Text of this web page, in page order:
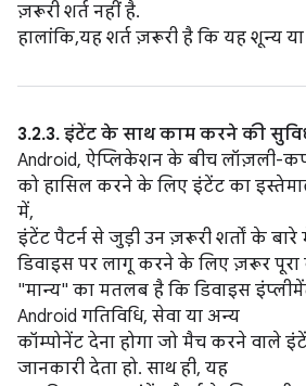
ज़रूरी शर्त नहीं है.
हालांकि,यह शर्त ज़रूरी है कि यह शून्य या
3.2.3. इंटेंट के साथ काम करने की
Android, ऐप्लिकेशन के बीच लॉज़ली-
को हासिल करने के लिए इंटेंट का
में,
इंटेंट पैटर्न से जुड़ी उन ज़रूरी शर्तों के बारे
डिवाइस पर लागू करने के लिए ज़रूर पूरा
"मान्य" का मतलब है कि डिवाइस
Android गतिविधि, सेवा या अन्य
कॉम्पोनेंट देना होगा जो मैच करने वाले
जानकारी देता हो. साथ ही, यह